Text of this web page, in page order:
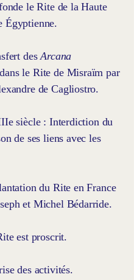
le Rite de la Haute
Égyptienne.
desArcana
dans le Rite de Misraïm par
de Cagliostro.
siècle : Interdiction du
de ses liens avec les
du Rite en France
et Michel Bédarride.
est proscrit.
des activités.